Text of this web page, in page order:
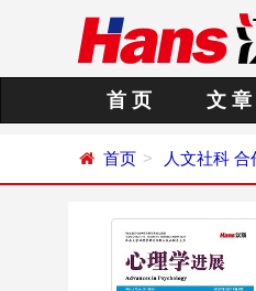
首 页 文 章
首页 人文社科 合